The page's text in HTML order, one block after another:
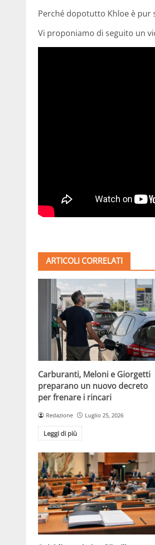
Perché dopotutto Khloe è pur
Vi proponiamo di seguito un
ARTICOLI CORRELATI
Carburanti, Meloni e Giorgetti
preparano un nuovo decreto
per frenare i rincari
Redazione Luglio 25, 2026
Leggi di più